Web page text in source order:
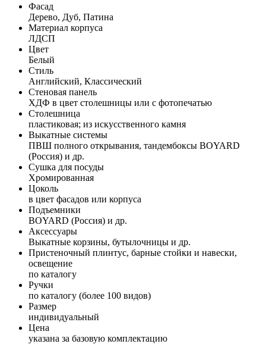
Фасад
Дерево, Дуб, Патина
Материал корпуса
ЛДСП
Цвет
Белый
Стиль
Английский, Классический
Стеновая панель
ХДФ в цвет столешницы или с фотопечатью
Столешница
пластиковая; из искусственного камня
Выкатные системы
ПВШ полного открывания, тандембоксы BOYARD
(Россия) и др.
Сушка для посуды
Хромированная
Цоколь
в цвет фасадов или корпуса
Подъемники
BOYARD (Россия) и др.
Аксессуары
Выкатные корзины, бутылочницы и др.
Пристеночный плинтус, барные стойки и навески,
освещение
по каталогу
Ручки
по каталогу (более 100 видов)
Размер
индивидуальный
Цена
указана за базовую комплектацию